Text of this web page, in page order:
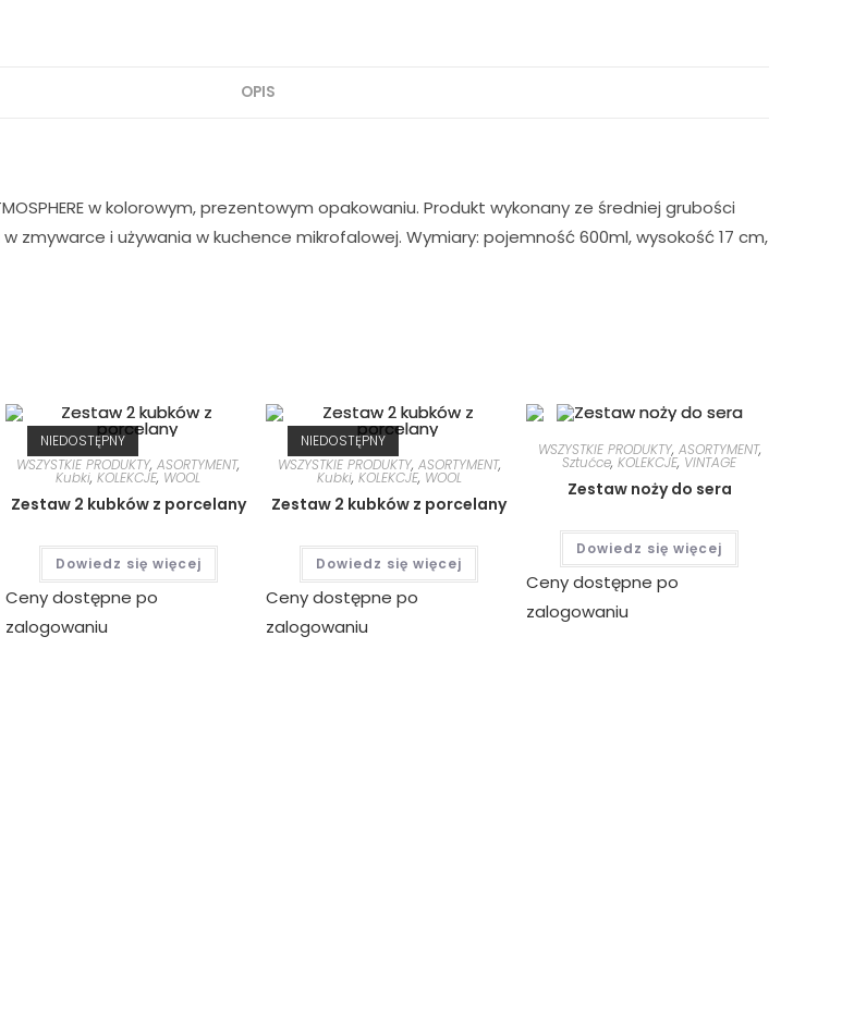
OPIS
w kolorowym, prezentowym opakowaniu. Produkt wykonany ze średniej grubości
zmywarce i używania w kuchence mikrofalowej. Wymiary: pojemność 600ml, wysokość 17 cm,
NIEDOSTĘPNY
WSZYSTKIE PRODUKTY,ASORTYMENT,
Kubki,KOLEKCJE, WOOL
Zestaw 2 kubków z porcelany
Dowiedz się więcej
Ceny dostępne po
zalogowaniu
NIEDOSTĘPNY
WSZYSTKIE PRODUKTY, ASORTYMENT,
Kubki, KOLEKCJE, WOOL
Zestaw 2 kubków z porcelany
Dowiedz się więcej
Ceny dostępne po
zalogowaniu
WSZYSTKIE PRODUKTY, ASORTYMENT,
Sztućce,KOLEKCJE, VINTAGE
Zestaw noży do sera
Dowiedz się więcej
Ceny dostępne po
zalogowaniu